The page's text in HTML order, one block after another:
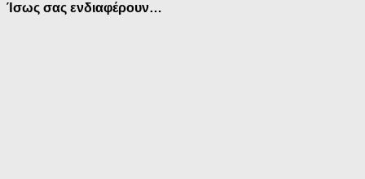
Ίσως σας ενδιαφέρουν…